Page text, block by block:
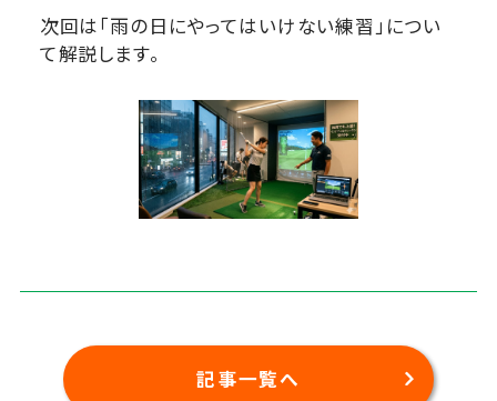
次回は「雨の日にやってはいけない練習」につい
て解説します。
記事一覧へ